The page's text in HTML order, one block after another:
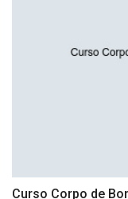
Curso Corpo de